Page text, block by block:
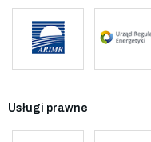
Usługi prawne